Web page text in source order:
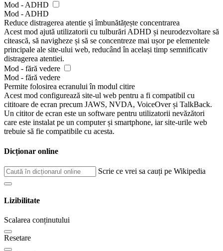
Mod - ADHD
Mod - ADHD
Reduce distragerea atentie și îmbunătățește concentrarea
Acest mod ajută utilizatorii cu tulburări ADHD și neurodezvoltare să
citească, să navigheze și să se concentreze mai ușor pe elementele
principale ale site-ului web, reducând în același timp semnificativ
distragerea atentiei.
Mod - fără vedere
Mod - fără vedere
Permite folosirea ecranului în modul citire
Acest mod configurează site-ul web pentru a fi compatibil cu
cititoare de ecran precum JAWS, NVDA, VoiceOver și TalkBack.
Un cititor de ecran este un software pentru utilizatorii nevăzători
care este instalat pe un computer și smartphone, iar site-urile web
trebuie să fie compatibile cu acesta.
Dicționar online
Scrie ce vrei sa cauți pe Wikipedia
Lizibilitate
Scalarea conținutului
Resetare